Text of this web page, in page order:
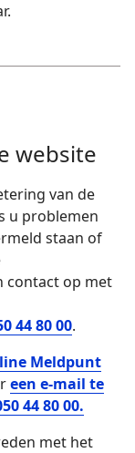
website
van de
u problemen
staan of
contact op met
44 80 00.
Meldpunt
een e-mail te
44 80 00.
met het